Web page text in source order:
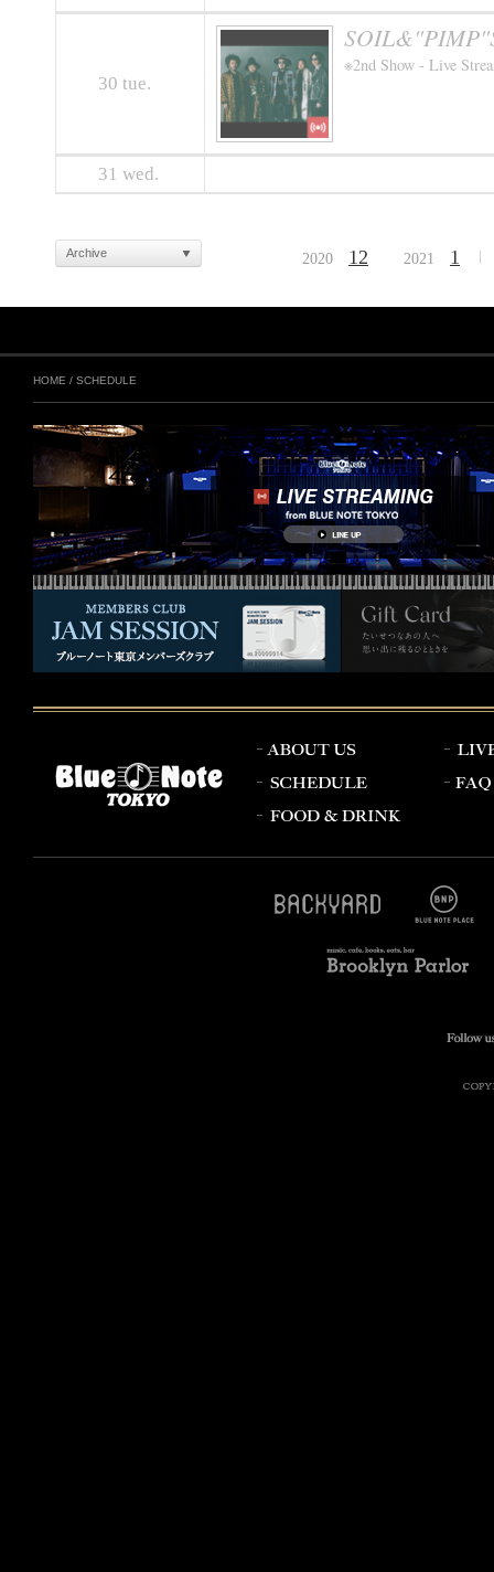
30 tue.
※2nd Show - Live
31 wed.
2020 12 2021 1
Archive
HOME / SCHEDULE